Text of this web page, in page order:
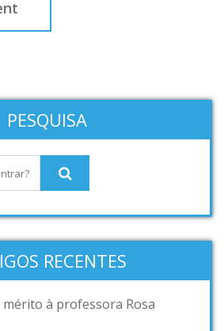
PESQUISA
RECENTES
mérito à professora Rosa